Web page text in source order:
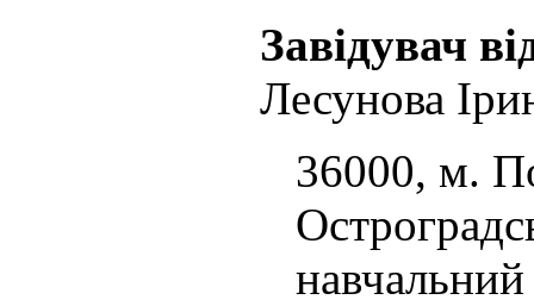
Завідувач
Лесунова
36000, м.